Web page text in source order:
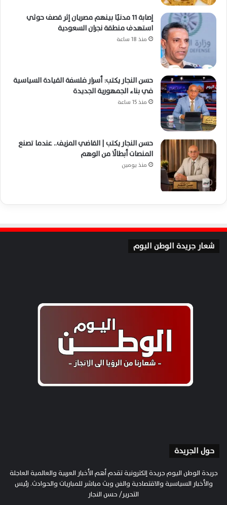
إصابة 11 مدنيًا بينهم مصريان إثر قصف حوثي
استهدف منطقة نجران السعودية
منذ 18 ساعة
حسن النجار يكتب: أسرار فلسفة القيادة السياسية
في بناء الجمهورية الجديدة
منذ 15 ساعة
حسن النجار يكتب | القاضي المزيف.. عندما تصنع
المنصات أبطالًا من الوهم
منذ يومين
شعار جريدة الوطن اليوم
حول الجريدة
جريدة الوطن اليوم جريدة إلكترونية تقدم أهم الأخبار العربية والعالمية العاجلة
والأخبار السياسية والاقتصادية والفن وبث مباشر للمباريات والحوادث. رئيس
التحرير/ حسن النجار